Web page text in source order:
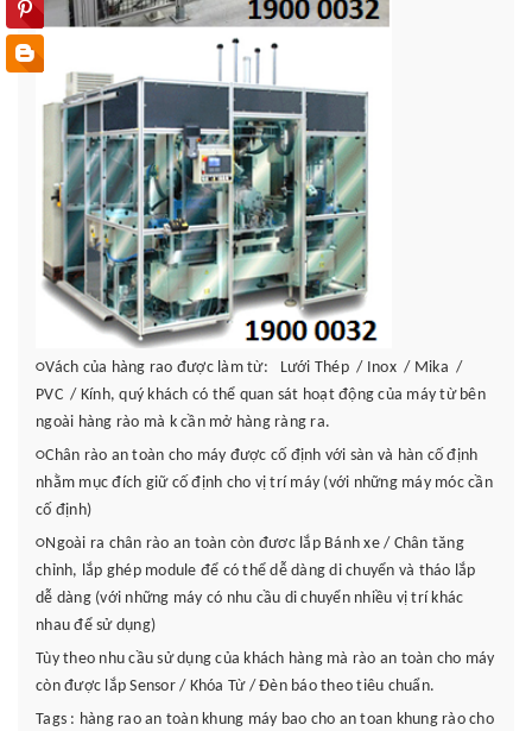
○Vách của hàng rao được làm từ: Lưới Thép / Inox / Mika /
PVC / Kính, quý khách có thể quan sát hoạt động của máy từ bên
ngoài hàng rào mà k cần mở hàng ràng ra.
○Chân rào an toàn cho máy được cố định với sàn và hàn cố định
nhằm mục đích giữ cố định cho vị trí máy (với những máy móc cần
cố định)
○Ngoài ra chân rào an toàn còn đươc lắp Bánh xe / Chân tăng
chỉnh, lắp ghép module để có thể dễ dàng di chuyển và tháo lắp
dễ dàng (với những máy có nhu cầu di chuyển nhiều vị trí khác
nhau để sử dụng)
Tùy theo nhu cầu sử dụng của khách hàng mà rào an toàn cho máy
còn được lắp Sensor / Khóa Từ / Đèn báo theo tiêu chuẩn.
Tags : hàng rao an toàn khung máy bao cho an toan khung rào cho